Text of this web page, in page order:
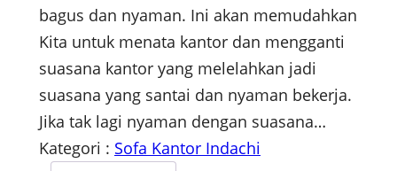
bagus dan nyaman. Ini akan memudahkan
Kita untuk menata kantor dan mengganti
suasana kantor yang melelahkan jadi
suasana yang santai dan nyaman bekerja.
Jika tak lagi nyaman dengan suasana…
Kategori : Sofa Kantor Indachi